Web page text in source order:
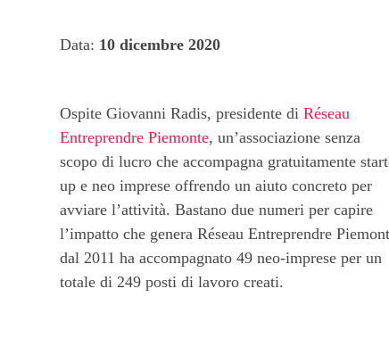
Data: 10 dicembre 2020
Ospite Giovanni Radis, presidente diRéseau
Entreprendre Piemonte, un’associazione senza
scopo di lucro che accompagna gratuitamente
up e neo imprese offrendo un aiuto concreto per
avviare l’attività. Bastano due numeri per capire
l’impatto che genera Réseau Entreprendre
dal 2011 ha accompagnato 49 neo-imprese per un
totale di 249 posti di lavoro creati.